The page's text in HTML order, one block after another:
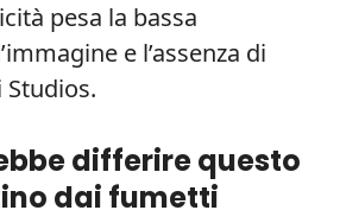
pesa la bassa
e l’assenza di
differire questo
dai fumetti